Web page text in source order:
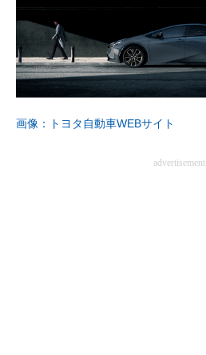
画像：トヨタ自動車WEBサイト
advertisement